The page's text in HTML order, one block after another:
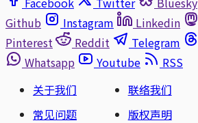
Github
Instagram Linkedin
Pinterest
Reddit Telegram
Whatsapp
Youtube
RSS
关于我们
联络我们
常见问题
版权声明